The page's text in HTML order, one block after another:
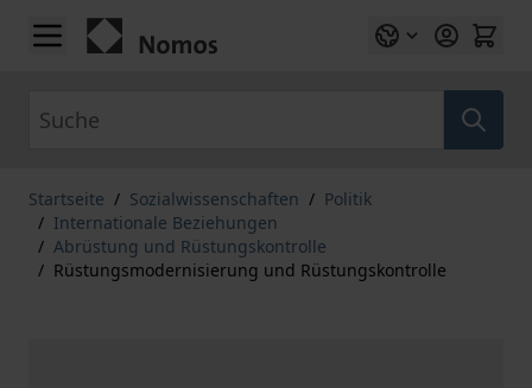
Zum Inhalt springen
Startseite / Sozialwissenschaften / Politik
/ Internationale Beziehungen
/ Abrüstung und Rüstungskontrolle
/ Rüstungsmodernisierung und Rüstungskontrolle